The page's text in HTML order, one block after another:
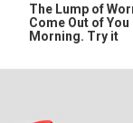
The Lump of
Come Out of You
Morning. Try it